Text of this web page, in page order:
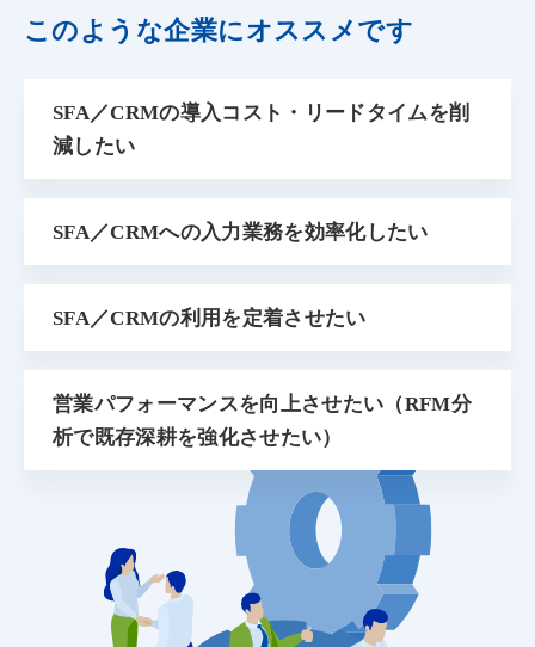
このような企業にオススメです
SFA／CRMの導入コスト・リードタイムを削
減したい
SFA／CRMへの入力業務を効率化したい
SFA／CRMの利用を定着させたい
営業パフォーマンスを向上させたい（RFM分
析で既存深耕を強化させたい）